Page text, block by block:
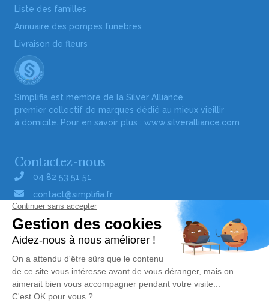
Liste des familles
Annuaire des pompes funèbres
Livraison de fleurs
Simplifia est membre de la Silver Alliance,
premier collectif de marques dédié au mieux vieillir
à domicile. Pour en savoir plus : www.silveralliance.com
Contactez-nous
04 82 53 51 51
contact@simplifia.fr
Réseaux sociaux
Liens utiles
Publier un avis de décès